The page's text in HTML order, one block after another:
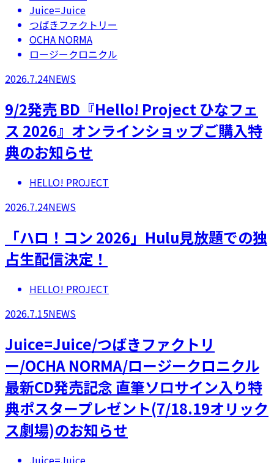
Juice=Juice
つばきファクトリー
OCHA NORMA
ロージークロニクル
2026.7.24NEWS
9/2発売 BD『Hello! Project ひなフェ
ス 2026』オンラインショップご購入特
典のお知らせ
HELLO! PROJECT
2026.7.24NEWS
「ハロ！コン 2026」Hulu見放題での独
占生配信決定！
HELLO! PROJECT
2026.7.15NEWS
Juice=Juice/つばきファクトリ
ー/OCHA NORMA/ロージークロニクル
最新CD発売記念 直筆ソロサイン入り特
典ポスタープレゼント(7/18.19オリック
ス劇場)のお知らせ
Juice=Juice